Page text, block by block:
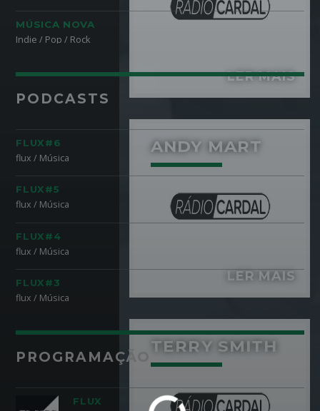
LER MAIS
ANDY MART
LER MAIS
TERRY SMITH
MÚSICA NOVA
Indie / Pop / Rock
PODCASTS
FLUX#6
flux / Música
FLUX#5
flux / Música
FLUX#4
flux / Música
FLUX#3
flux / Música
PROGRAMAÇÃO
FLUX